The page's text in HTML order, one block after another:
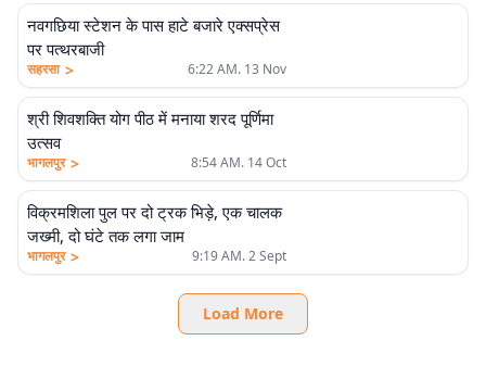
नवगछिया स्टेशन के पास हाटे बजारे एक्सप्रेस
पर पत्थरबाजी
सहरसा > 6:22 AM. 13 Nov
श्री शिवशक्ति योग पीठ में मनाया शरद पूर्णिमा
उत्सव
भागलपुर > 8:54 AM. 14 Oct
विक्रमशिला पुल पर दो ट्रक भिड़े, एक चालक
जख्मी, दो घंटे तक लगा जाम
भागलपुर > 9:19 AM. 2 Sept
Load More